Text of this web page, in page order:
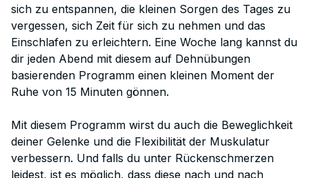
sich zu entspannen, die kleinen Sorgen des Tages zu
vergessen, sich Zeit für sich zu nehmen und das
Einschlafen zu erleichtern. Eine Woche lang kannst du
dir jeden Abend mit diesem auf Dehnübungen
basierenden Programm einen kleinen Moment der
Ruhe von 15 Minuten gönnen.
Mit diesem Programm wirst du auch die Beweglichkeit
deiner Gelenke und die Flexibilität der Muskulatur
verbessern. Und falls du unter Rückenschmerzen
leidest, ist es möglich, dass diese nach und nach